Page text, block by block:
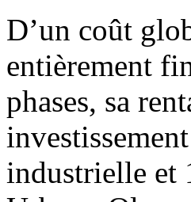
D’un coût
entièrement
phases, sa
industrielle et